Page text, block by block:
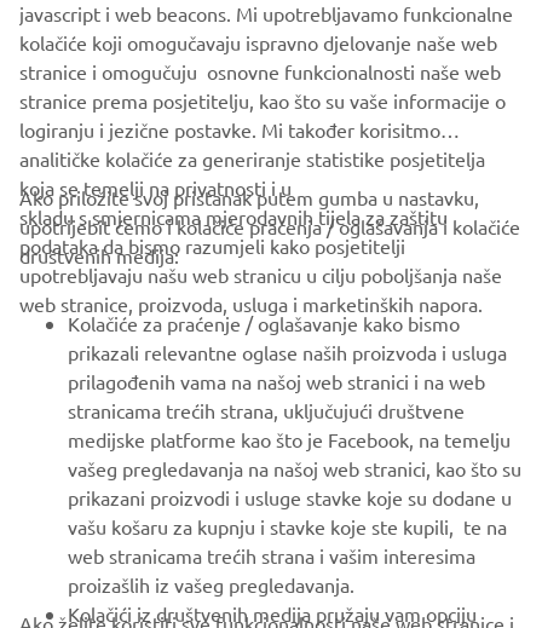
Motor Europe N.V. and/or Yamaha Motor Co., Ltd.
Always ride in a safe manner and obey all local road laws.
CORPORATE
FOR BUSINESS
MORE YAMAHA
SUPPORT
BILTEN
Budite prvi koji će saznati o najnovijim ponudama, posebnim
događajima, novim izdanjima i još mnogo toga
javascript i web beacons. Mi upotrebljavamo funkcionalne
kolačiće koji omogučavaju ispravno djelovanje naše web
stranice i omogučuju osnovne funkcionalnosti naše web
stranice prema posjetitelju, kao što su vaše informacije o
logiranju i jezične postavke. Mi također korisitmo
analitičke kolačiće za generiranje statistike posjetitelja
koja se temelji na privatnosti i u
skladu s smjernicama mjerodavnih tijela za zaštitu
podataka da bismo razumjeli kako posjetitelji
upotrebljavaju našu web stranicu u cilju poboljšanja naše
web stranice, proizvoda, usluga i marketinških napora.
Ako priložite svoj pristanak putem gumba u nastavku,
upotrijebit ćemo i kolačiće praćenja / oglašavanja i kolačiće
društvenih medija:
Kolačiće za praćenje / oglašavanje kako bismo
prikazali relevantne oglase naših proizvoda i usluga
prilagođenih vama na našoj web stranici i na web
stranicama trećih strana, uključujući društvene
medijske platforme kao što je Facebook, na temelju
vašeg pregledavanja na našoj web stranici, kao što su
prikazani proizvodi i usluge stavke koje su dodane u
vašu košaru za kupnju i stavke koje ste kupili, te na
web stranicama trećih strana i vašim interesima
proizašlih iz vašeg pregledavanja.
Kolačići iz društvenih medija pružaju vam opciju
Ako želite koristiti sve funkcionalnosti naše web stranice i